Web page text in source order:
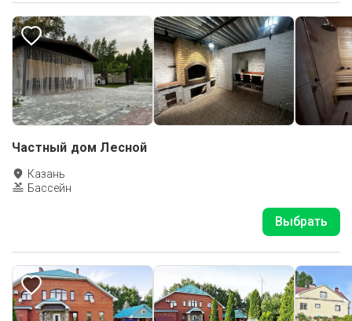
Частный дом Лесной
Казань
Бассейн
Выбрать